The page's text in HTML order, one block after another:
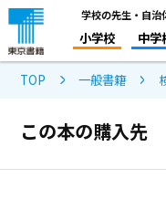
学校の先生・自治
小学校 中学
TOP 一般書籍
この本の購入先